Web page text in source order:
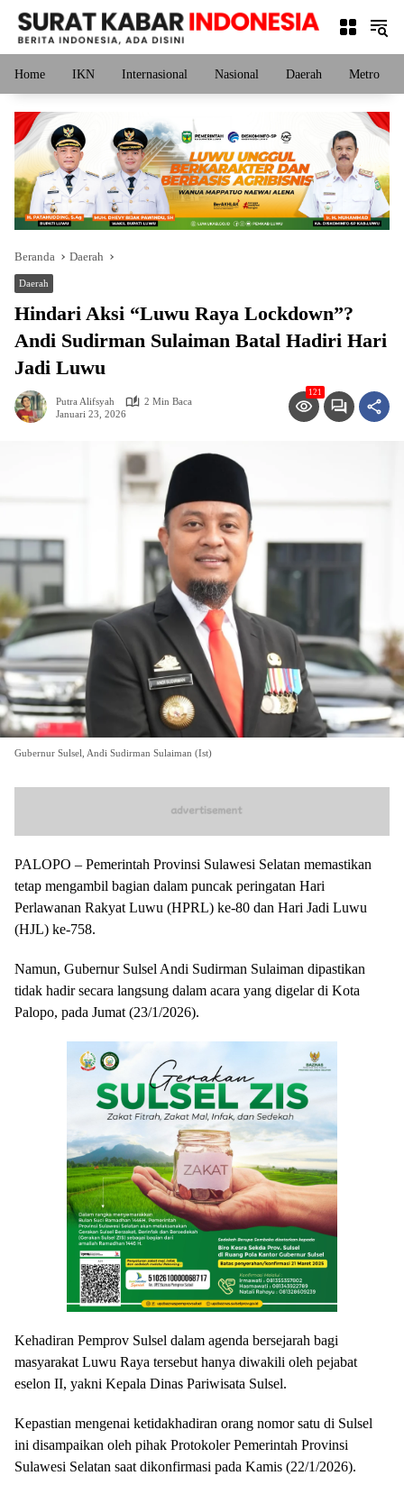
Langsung
konten
Home IKN Internasional Nasional Daerah Metro
Beranda Daerah
Daerah
Hindari Aksi “Luwu Raya Lockdown”?
Andi Sudirman Sulaiman Batal Hadiri Hari
Jadi Luwu
Putra Alifsyah
2 Min Baca
Januari 23, 2026
121
Gubernur Sulsel, Andi Sudirman Sulaiman (Ist)
PALOPO – Pemerintah Provinsi Sulawesi Selatan memastikan
tetap mengambil bagian dalam puncak peringatan Hari
Perlawanan Rakyat Luwu (HPRL) ke-80 dan Hari Jadi Luwu
(HJL) ke-758.
Namun, Gubernur Sulsel Andi Sudirman Sulaiman dipastikan
tidak hadir secara langsung dalam acara yang digelar di Kota
Palopo, pada Jumat (23/1/2026).
Kehadiran Pemprov Sulsel dalam agenda bersejarah bagi
masyarakat Luwu Raya tersebut hanya diwakili oleh pejabat
eselon II, yakni Kepala Dinas Pariwisata Sulsel.
Kepastian mengenai ketidakhadiran orang nomor satu di Sulsel
ini disampaikan oleh pihak Protokoler Pemerintah Provinsi
Sulawesi Selatan saat dikonfirmasi pada Kamis (22/1/2026).